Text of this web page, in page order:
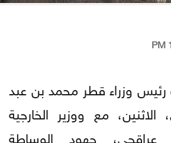
وزراء قطر محمد بن عبد
الاثنين، مع ووزير الخارجية
عراقجي، جهود الوساطة